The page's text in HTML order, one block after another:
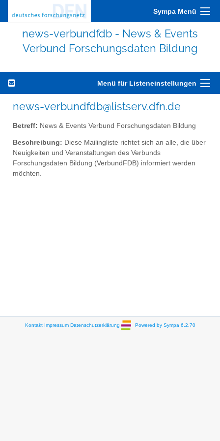
Sympa Menü
news-verbundfdb - News & Events
Verbund Forschungsdaten Bildung
Menü für Listeneinstellungen
news-verbundfdb@listserv.dfn.de
Betreff: News & Events Verbund Forschungsdaten Bildung
Beschreibung: Diese Mailingliste richtet sich an alle, die über
Neuigkeiten und Veranstaltungen des Verbunds
Forschungsdaten Bildung (VerbundFDB) informiert werden
möchten.
Kontakt Impressum Datenschutzerklärung Powered by Sympa 6.2.70